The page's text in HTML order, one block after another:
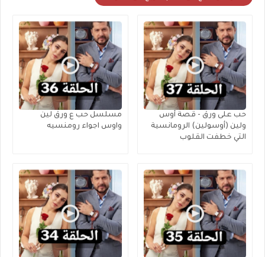
حب على ورق - قصة أوس
ولين (أوسولين) الرومانسية
التي خطفت القلوب
مسلسل حب ع ورق لين
واوس اجواء رومنسيه